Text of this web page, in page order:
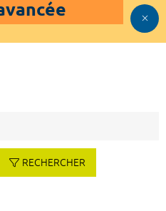
RECHERCHER